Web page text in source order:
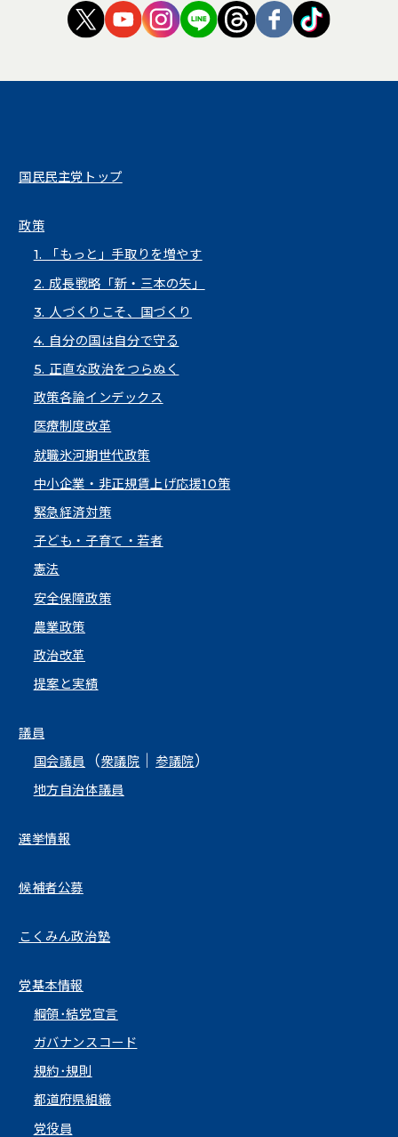
（新しいタブで開く）
（新しいタブで開く）
（新しいタブで開く）
（新しいタブで開く）
（新しいタブで開
（新しいタブ
（新しい
国民民主党トップ
政策
1. 「もっと」手取りを増やす
2. 成長戦略「新・三本の矢」
3. 人づくりこそ、国づくり
4. 自分の国は自分で守る
5. 正直な政治をつらぬく
政策各論インデックス
医療制度改革
就職氷河期世代政策
中小企業・非正規賃上げ応援10策
緊急経済対策
子ども・子育て・若者
憲法
安全保障政策
農業政策
政治改革
提案と実績
議員
国会議員
（衆議院 ｜参議院）
地方自治体議員
選挙情報
候補者公募
こくみん政治塾
党基本情報
綱領･結党宣言
ガバナンスコード
規約･規則
都道府県組織
党役員